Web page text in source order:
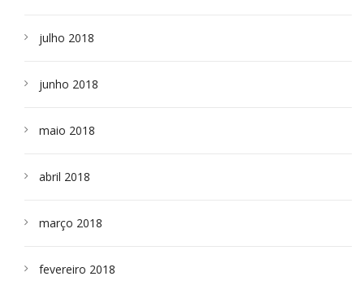
julho 2018
junho 2018
maio 2018
abril 2018
março 2018
fevereiro 2018